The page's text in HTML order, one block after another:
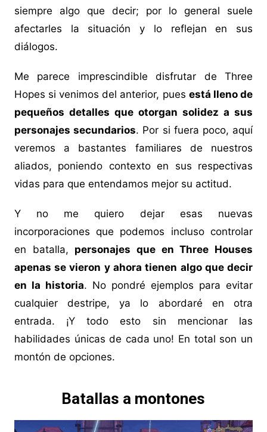
siempre algo que decir; por lo general suele
afectarles la situación y lo reflejan en sus
diálogos.
Me parece imprescindible disfrutar de Three
Hopes si venimos del anterior, pues está lleno de
pequeños detalles que otorgan solidez a sus
personajes secundarios. Por si fuera poco, aquí
veremos a bastantes familiares de nuestros
aliados, poniendo contexto en sus respectivas
vidas para que entendamos mejor su actitud.
Y no me quiero dejar esas nuevas
incorporaciones que podemos incluso controlar
en batalla, personajes que en Three Houses
apenas se vieron y ahora tienen algo que decir
en la historia. No pondré ejemplos para evitar
cualquier destripe, ya lo abordaré en otra
entrada. ¡Y todo esto sin mencionar las
habilidades únicas de cada uno! En total son un
montón de opciones.
Batallas a montones